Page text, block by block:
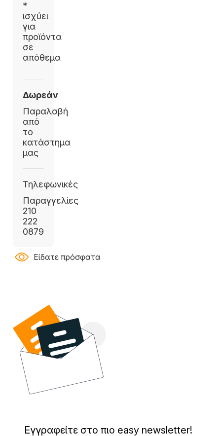
*
ισχύει
για
προϊόντα
σε
απόθεμα
Δωρεάν
Παραλαβή
από
το
κατάστημα
μας
Τηλεφωνικές
Παραγγελίες
210
222
0879
Είδατε πρόσφατα
Εγγραφείτε στο πιο easy newsletter!